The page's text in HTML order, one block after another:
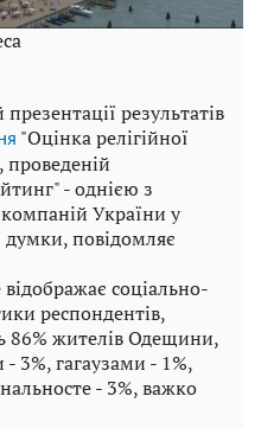
результатів
"Оцінка релігійної
проведеній
- однією з
України у
думки, повідомляє
соціально-
респондентів,
86% жителів Одещини,
3%, гагаузами - 1%,
- 3%, важко